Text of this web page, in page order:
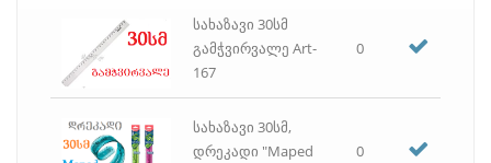
სწრაფჩამკერი
ურნა საოფისე
ფაილი
ფანქარი
ფასმაჩვენებელი, ფასმაჩვენებლის აპარატი
სახაზავი 30სმ
გამჭვირვალე Art-
167
0
სახაზავი 30სმ,
დრეკადი "Maped
0